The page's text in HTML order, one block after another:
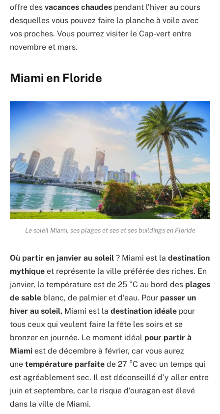
offre des vacances chaudes pendant l’hiver au cours
desquelles vous pouvez faire la planche à voile avec
vos proches. Vous pourrez visiter le Cap-vert entre
novembre et mars.
Miami en Floride
Le soleil Miami, ses plages et ses et ses buildings en Floride
Où partir en janvier au soleil ? Miami est la destination
mythique et représente la ville préférée des riches. En
janvier, la température est de 25 °C au bord des plages
de sable blanc, de palmier et d’eau. Pour passer un
hiver au soleil, Miami est la destination idéale pour
tous ceux qui veulent faire la fête les soirs et se
bronzer en journée. Le moment idéal pour partir à
Miami est de décembre à février, car vous aurez
une température parfaite de 27 °C avec un temps qui
est agréablement sec. Il est déconseillé d’y aller entre
juin et septembre, car le risque d’ouragan est élevé
dans la ville de Miami.